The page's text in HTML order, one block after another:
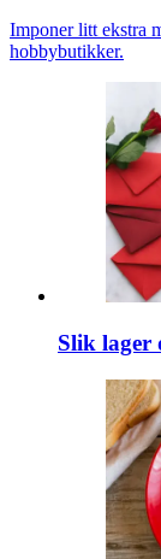
Imponer litt ekstra
hobbybutikker.
Slik lager